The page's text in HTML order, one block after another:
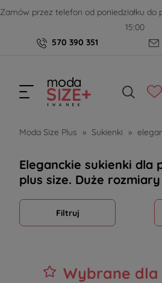
Zamów przez telefon od poniedziałku
15:00
570 390 351
Moda Size Plus » Sukienki »
Eleganckie sukienki dla
plus size. Duże rozmiary
Filtruj
Wybrane dla